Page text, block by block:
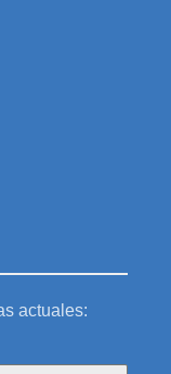
actuales: